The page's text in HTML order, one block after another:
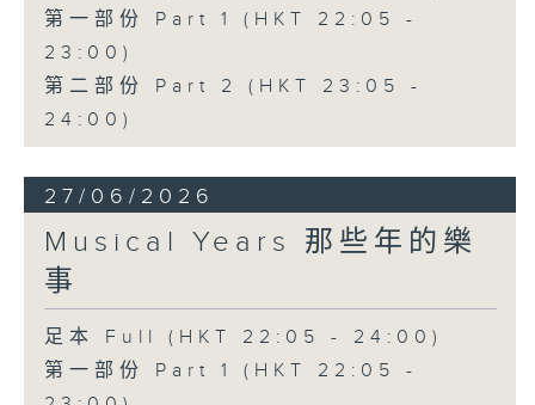
第一部份 Part 1 (HKT 22:05 -
23:00)
第二部份 Part 2 (HKT 23:05 -
24:00)
27/06/2026
Musical Years 那些年的樂
事
足本 Full (HKT 22:05 - 24:00)
第一部份 Part 1 (HKT 22:05 -